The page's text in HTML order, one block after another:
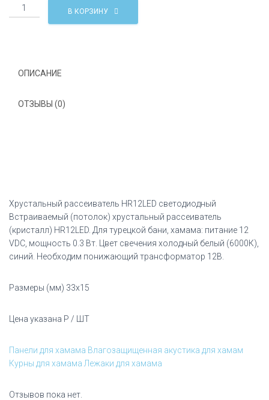
Количество
Хрустальный
В КОРЗИНУ
ОПИСАНИЕ
ОТЗЫВЫ (0)
Хрустальный рассеиватель HR12LED светодиодный
Встраиваемый (потолок) хрустальный рассеиватель
(кристалл) HR12LED. Для турецкой бани, хамама: питание 12
VDC, мощность 0.3 Вт. Цвет свечения холодный белый (6000К),
синий. Необходим понижающий трансформатор 12В.
Размеры (мм) 33х15
Цена указана Р / ШТ
Панели для хамама Влагозащищенная акустика для хамам
Курны для хамама Лежаки для хамама
Отзывов пока нет.